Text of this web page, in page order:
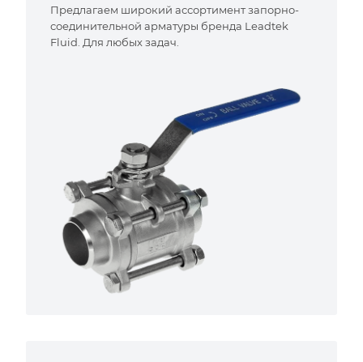
Предлагаем широкий ассортимент запорно-
соединительной арматуры бренда Leadtek
Fluid. Для любых задач.